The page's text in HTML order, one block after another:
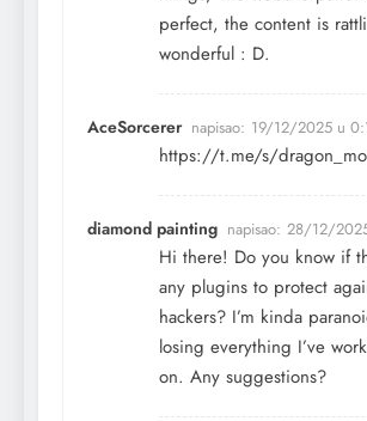
perfect, the content is
wonderful : D.
AceSorcerer napisao: 19/12/2025 u
https://t.me/s/
diamond painting napisao: 28/12/
Hi there! Do you know if
any plugins to protect
hackers? I’m kinda
losing everything I’ve
on. Any suggestions?